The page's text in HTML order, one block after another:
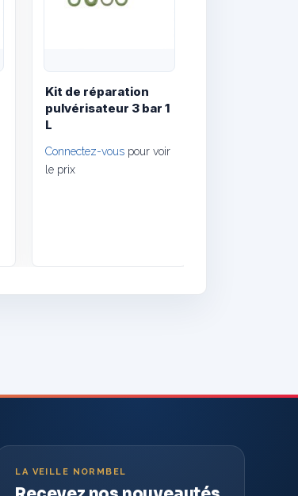
Kit de réparation
pulvérisateur 3 bar 1
L
Connectez-vous pour voir
le prix
LA VEILLE NORMBEL